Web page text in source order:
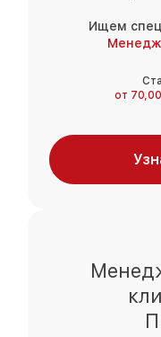
Ищем
от